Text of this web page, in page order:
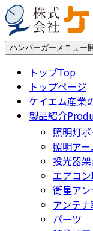
ハンバーガーメニュー
トップTop
トップページ
ケイエム産業
製品紹介
照明灯
照明アー
投光器
エアコ
衛星ア
アンテ
パーツ